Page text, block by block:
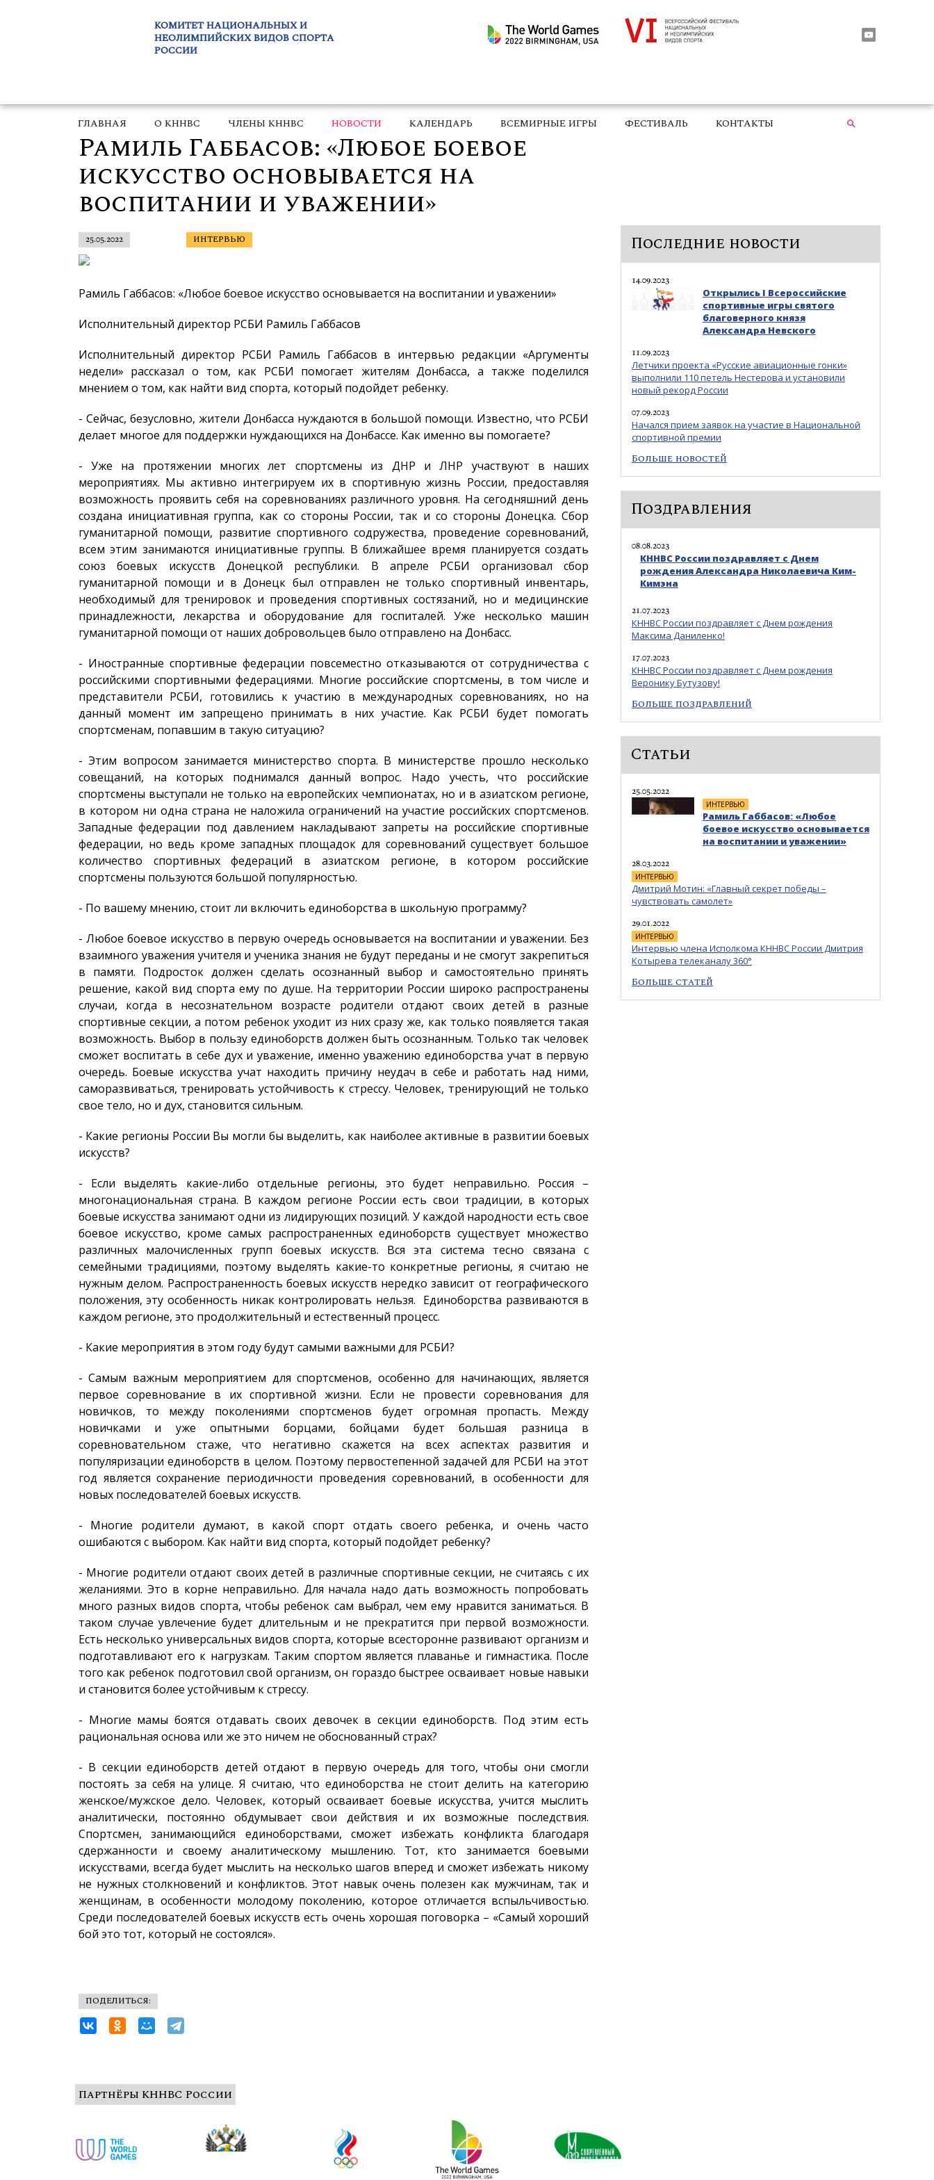
КОМИТЕТ НАЦИОНАЛЬНЫХ И
НЕОЛИМПИЙСКИХ ВИДОВ СПОРТА
РОССИИ
ГЛАВНАЯ О КННВС ЧЛЕНЫ КННВС НОВОСТИ КАЛЕНДАРЬ ВСЕМИРНЫЕ ИГРЫ ФЕСТИВАЛЬ КОНТАКТЫ
Рамиль Габбасов: «Любое боевое
искусство основывается на
воспитании и уважении»
25.05.2022 ИНТЕРВЬЮ
Рамиль Габбасов: «Любое боевое искусство основывается на воспитании и уважении»
Исполнительный директор РСБИ Рамиль Габбасов
Исполнительный директор РСБИ Рамиль Габбасов в интервью редакции «Аргументы
недели» рассказал о том, как РСБИ помогает жителям Донбасса, а также поделился
мнением о том, как найти вид спорта, который подойдет ребенку.
- Сейчас, безусловно, жители Донбасса нуждаются в большой помощи. Известно, что РСБИ
делает многое для поддержки нуждающихся на Донбассе. Как именно вы помогаете?
- Уже на протяжении многих лет спортсмены из ДНР и ЛНР участвуют в наших
мероприятиях. Мы активно интегрируем их в спортивную жизнь России, предоставляя
возможность проявить себя на соревнованиях различного уровня. На сегодняшний день
создана инициативная группа, как со стороны России, так и со стороны Донецка. Сбор
гуманитарной помощи, развитие спортивного содружества, проведение соревнований,
всем этим занимаются инициативные группы. В ближайшее время планируется создать
союз боевых искусств Донецкой республики. В апреле РСБИ организовал сбор
гуманитарной помощи и в Донецк был отправлен не только спортивный инвентарь,
необходимый для тренировок и проведения спортивных состязаний, но и медицинские
принадлежности, лекарства и оборудование для госпиталей. Уже несколько машин
гуманитарной помощи от наших добровольцев было отправлено на Донбасс.
- Иностранные спортивные федерации повсеместно отказываются от сотрудничества с
российскими спортивными федерациями. Многие российские спортсмены, в том числе и
представители РСБИ, готовились к участию в международных соревнованиях, но на
данный момент им запрещено принимать в них участие. Как РСБИ будет помогать
спортсменам, попавшим в такую ситуацию?
- Этим вопросом занимается министерство спорта. В министерстве прошло несколько
совещаний, на которых поднимался данный вопрос. Надо учесть, что российские
спортсмены выступали не только на европейских чемпионатах, но и в азиатском регионе,
в котором ни одна страна не наложила ограничений на участие российских спортсменов.
Западные федерации под давлением накладывают запреты на российские спортивные
федерации, но ведь кроме западных площадок для соревнований существует большое
количество спортивных федераций в азиатском регионе, в котором российские
спортсмены пользуются большой популярностью.
- По вашему мнению, стоит ли включить единоборства в школьную программу?
- Любое боевое искусство в первую очередь основывается на воспитании и уважении. Без
взаимного уважения учителя и ученика знания не будут переданы и не смогут закрепиться
в памяти. Подросток должен сделать осознанный выбор и самостоятельно принять
решение, какой вид спорта ему по душе. На территории России широко распространены
случаи, когда в несознательном возрасте родители отдают своих детей в разные
спортивные секции, а потом ребенок уходит из них сразу же, как только появляется такая
возможность. Выбор в пользу единоборств должен быть осознанным. Только так человек
сможет воспитать в себе дух и уважение, именно уважению единоборства учат в первую
очередь. Боевые искусства учат находить причину неудач в себе и работать над ними,
саморазвиваться, тренировать устойчивость к стрессу. Человек, тренирующий не только
свое тело, но и дух, становится сильным.
- Какие регионы России Вы могли бы выделить, как наиболее активные в развитии боевых
искусств?
- Если выделять какие-либо отдельные регионы, это будет неправильно. Россия –
многонациональная страна. В каждом регионе России есть свои традиции, в которых
боевые искусства занимают одни из лидирующих позиций. У каждой народности есть свое
боевое искусство, кроме самых распространенных единоборств существует множество
различных малочисленных групп боевых искусств. Вся эта система тесно связана с
семейными традициями, поэтому выделять какие-то конкретные регионы, я считаю не
нужным делом. Распространенность боевых искусств нередко зависит от географического
положения, эту особенность никак контролировать нельзя. Единоборства развиваются в
каждом регионе, это продолжительный и естественный процесс.
- Какие мероприятия в этом году будут самыми важными для РСБИ?
- Самым важным мероприятием для спортсменов, особенно для начинающих, является
первое соревнование в их спортивной жизни. Если не провести соревнования для
новичков, то между поколениями спортсменов будет огромная пропасть. Между
новичками и уже опытными борцами, бойцами будет большая разница в
соревновательном стаже, что негативно скажется на всех аспектах развития и
популяризации единоборств в целом. Поэтому первостепенной задачей для РСБИ на этот
год является сохранение периодичности проведения соревнований, в особенности для
новых последователей боевых искусств.
- Многие родители думают, в какой спорт отдать своего ребенка, и очень часто
ошибаются с выбором. Как найти вид спорта, который подойдет ребенку?
- Многие родители отдают своих детей в различные спортивные секции, не считаясь с их
желаниями. Это в корне неправильно. Для начала надо дать возможность попробовать
много разных видов спорта, чтобы ребенок сам выбрал, чем ему нравится заниматься. В
таком случае увлечение будет длительным и не прекратится при первой возможности.
Есть несколько универсальных видов спорта, которые всесторонне развивают организм и
подготавливают его к нагрузкам. Таким спортом является плаванье и гимнастика. После
того как ребенок подготовил свой организм, он гораздо быстрее осваивает новые навыки
и становится более устойчивым к стрессу.
- Многие мамы боятся отдавать своих девочек в секции единоборств. Под этим есть
рациональная основа или же это ничем не обоснованный страх?
- В секции единоборств детей отдают в первую очередь для того, чтобы они смогли
постоять за себя на улице. Я считаю, что единоборства не стоит делить на категорию
женское/мужское дело. Человек, который осваивает боевые искусства, учится мыслить
аналитически, постоянно обдумывает свои действия и их возможные последствия.
Спортсмен, занимающийся единоборствами, сможет избежать конфликта благодаря
сдержанности и своему аналитическому мышлению. Тот, кто занимается боевыми
искусствами, всегда будет мыслить на несколько шагов вперед и сможет избежать никому
не нужных столкновений и конфликтов. Этот навык очень полезен как мужчинам, так и
женщинам, в особенности молодому поколению, которое отличается вспыльчивостью.
Среди последователей боевых искусств есть очень хорошая поговорка – «Самый хороший
бой это тот, который не состоялся».
ПОДЕЛИТЬСЯ:
Последние новости
14.09.2023
Открылись I Всероссийские
спортивные игры святого
благоверного князя
Александра Невского
11.09.2023
Летчики проекта «Русские авиационные гонки»
выполнили 110 петель Нестерова и установили
новый рекорд России
07.09.2023
Начался прием заявок на участие в Национальной
спортивной премии
Больше новостей
Поздравления
08.08.2023
КННВС России поздравляет с Днем
рождения Александра Николаевича Ким-
Кимэна
21.07.2023
КННВС России поздравляет с Днем рождения
Максима Даниленко!
17.07.2023
КННВС России поздравляет с Днем рождения
Веронику Бутузову!
Больше поздравлений
Статьи
25.05.2022
ИНТЕРВЬЮ
Рамиль Габбасов: «Любое
боевое искусство основывается
на воспитании и уважении»
28.03.2022
ИНТЕРВЬЮ
Дмитрий Мотин: «Главный секрет победы –
чувствовать самолет»
29.01.2022
ИНТЕРВЬЮ
Интервью члена Исполкома КННВС России Дмитрия
Котырева телеканалу 360°
Больше статей
Партнёры КННВС России